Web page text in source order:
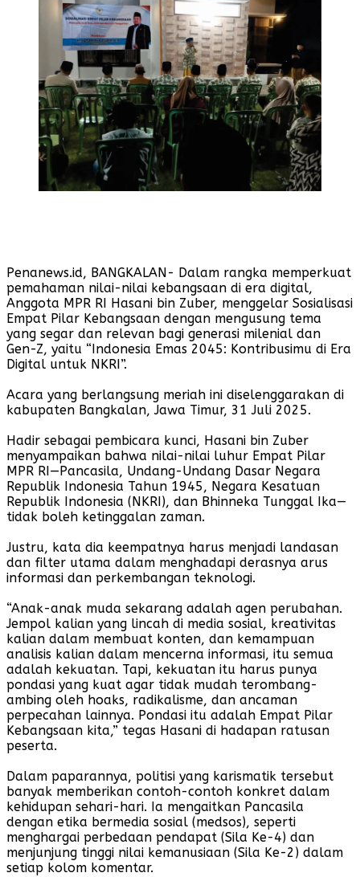
Penanews.id, BANGKALAN- Dalam rangka memperkuat
pemahaman nilai-nilai kebangsaan di era digital,
Anggota MPR RI Hasani bin Zuber, menggelar Sosialisasi
Empat Pilar Kebangsaan dengan mengusung tema
yang segar dan relevan bagi generasi milenial dan
Gen-Z, yaitu “Indonesia Emas 2045: Kontribusimu di Era
Digital untuk NKRI”.
Acara yang berlangsung meriah ini diselenggarakan di
kabupaten Bangkalan, Jawa Timur, 31 Juli 2025.
Hadir sebagai pembicara kunci, Hasani bin Zuber
menyampaikan bahwa nilai-nilai luhur Empat Pilar
MPR RI—Pancasila, Undang-Undang Dasar Negara
Republik Indonesia Tahun 1945, Negara Kesatuan
Republik Indonesia (NKRI), dan Bhinneka Tunggal Ika—
tidak boleh ketinggalan zaman.
Justru, kata dia keempatnya harus menjadi landasan
dan filter utama dalam menghadapi derasnya arus
informasi dan perkembangan teknologi.
“Anak-anak muda sekarang adalah agen perubahan.
Jempol kalian yang lincah di media sosial, kreativitas
kalian dalam membuat konten, dan kemampuan
analisis kalian dalam mencerna informasi, itu semua
adalah kekuatan. Tapi, kekuatan itu harus punya
pondasi yang kuat agar tidak mudah terombang-
ambing oleh hoaks, radikalisme, dan ancaman
perpecahan lainnya. Pondasi itu adalah Empat Pilar
Kebangsaan kita,” tegas Hasani di hadapan ratusan
peserta.
Dalam paparannya, politisi yang karismatik tersebut
banyak memberikan contoh-contoh konkret dalam
kehidupan sehari-hari. Ia mengaitkan Pancasila
dengan etika bermedia sosial (medsos), seperti
menghargai perbedaan pendapat (Sila Ke-4) dan
menjunjung tinggi nilai kemanusiaan (Sila Ke-2) dalam
setiap kolom komentar.